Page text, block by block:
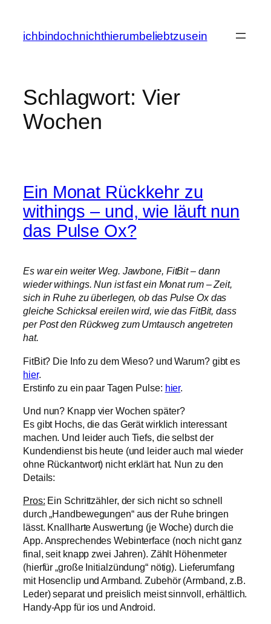
springen
ichbindochnichthierumbeliebtzusein
Schlagwort: Vier
Wochen
Ein Monat Rückkehr zu
withings – und, wie läuft nun
das Pulse Ox?
Es war ein weiter Weg. Jawbone, FitBit – dann
wieder withings. Nun ist fast ein Monat rum – Zeit,
sich in Ruhe zu überlegen, ob das Pulse Ox das
gleiche Schicksal ereilen wird, wie das FitBit, dass
per Post den Rückweg zum Umtausch angetreten
hat.
FitBit? Die Info zu dem Wieso? und Warum? gibt es
hier.
Erstinfo zu ein paar Tagen Pulse: hier.
Und nun? Knapp vier Wochen später?
Es gibt Hochs, die das Gerät wirklich interessant
machen. Und leider auch Tiefs, die selbst der
Kundendienst bis heute (und leider auch mal wieder
ohne Rückantwort) nicht erklärt hat. Nun zu den
Details:
Pros: Ein Schrittzähler, der sich nicht so schnell
durch „Handbewegungen“ aus der Ruhe bringen
lässt. Knallharte Auswertung (je Woche) durch die
App. Ansprechendes Webinterface (noch nicht ganz
final, seit knapp zwei Jahren). Zählt Höhenmeter
(hierfür „große Initialzündung“ nötig). Lieferumfang
mit Hosenclip und Armband. Zubehör (Armband, z.B.
Leder) separat und preislich meist sinnvoll, erhältlich.
Handy-App für ios und Android.